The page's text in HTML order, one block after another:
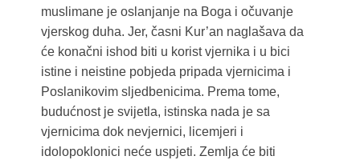
muslimane je oslanjanje na Boga i očuvanje
vjerskog duha. Jer, časni Kur’an naglašava da
će konačni ishod biti u korist vjernika i u bici
istine i neistine pobjeda pripada vjernicima i
Poslanikovim sljedbenicima. Prema tome,
budućnost je svijetla, istinska nada je sa
vjernicima dok nevjernici, licemjeri i
idolopoklonici neće uspjeti. Zemlja će biti